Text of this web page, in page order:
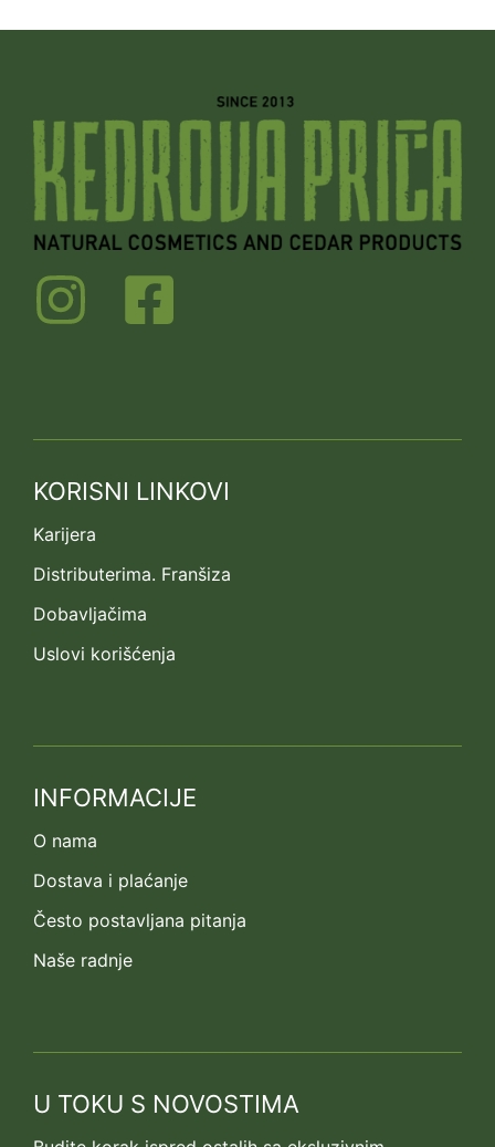
KORISNI LINKOVI
Karijera
Distributerima. Franšiza
Dobavljačima
Uslovi korišćenja
INFORMACIJE
O nama
Dostava i plaćanje
Često postavljana pitanja
Naše radnje
U TOKU S NOVOSTIMA